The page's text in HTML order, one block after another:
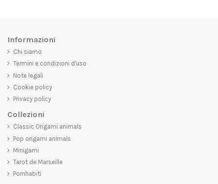
Informazioni
Chi siamo
Termini e condizioni d'uso
Note legali
Cookie policy
Privacy policy
Collezioni
Classic Origami animals
Pop origami animals
Minigami
Tarot de Marseille
Pornhabiti